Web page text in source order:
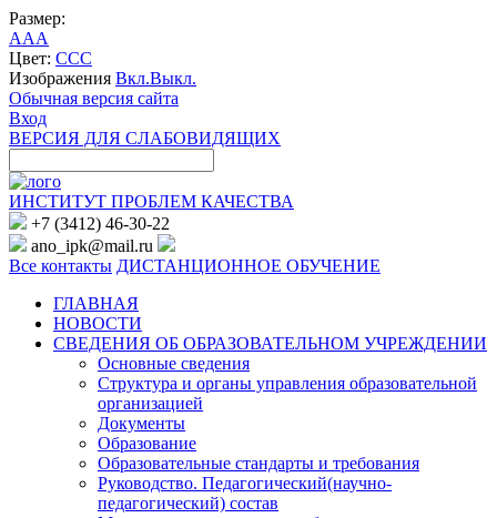
Размер:
AAA
Цвет: CCC
Изображения Вкл.Выкл.
Обычная версия сайта
Вход
ВЕРСИЯ ДЛЯ СЛАБОВИДЯЩИХ
ИНСТИТУТ ПРОБЛЕМ КАЧЕСТВА
+7 (3412) 46-30-22
ano_ipk@mail.ru
Все контакты ДИСТАНЦИОННОЕ ОБУЧЕНИЕ
ГЛАВНАЯ
НОВОСТИ
СВЕДЕНИЯ ОБ ОБРАЗОВАТЕЛЬНОМ УЧРЕЖДЕНИИ
Основные сведения
Структура и органы управления образовательной
организацией
Документы
Образование
Образовательные стандарты и требования
Руководство. Педагогический(научно-
педагогический) состав